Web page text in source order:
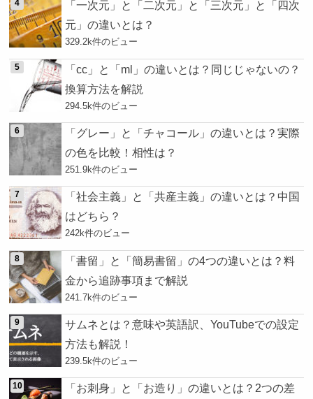
「一次元」と「二次元」と「三次元」と「四次
元」の違いとは？
329.2k件のビュー
「cc」と「ml」の違いとは？同じじゃないの？
換算方法を解説
294.5k件のビュー
「グレー」と「チャコール」の違いとは？実際
の色を比較！相性は？
251.9k件のビュー
「社会主義」と「共産主義」の違いとは？中国
はどちら？
242k件のビュー
「書留」と「簡易書留」の4つの違いとは？料
金から追跡事項まで解説
241.7k件のビュー
サムネとは？意味や英語訳、YouTubeでの設定
方法も解説！
239.5k件のビュー
「お刺身」と「お造り」の違いとは？2つの差